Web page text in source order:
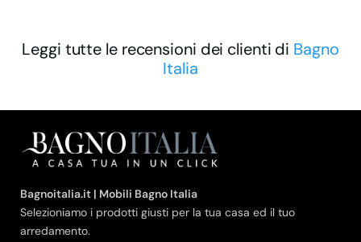
Leggi tutte le recensioni dei clienti di Bagno
Italia
Bagnoitalia.it | Mobili Bagno Italia
Selezioniamo i prodotti giusti per la tua casa ed il tuo
arredamento.